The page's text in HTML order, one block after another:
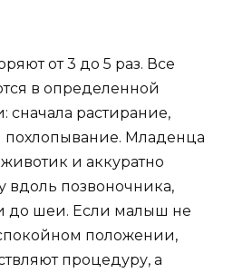
от 3 до 5 раз. Все
в определенной
сначала растирание,
похлопывание. Младенца
и аккуратно
вдоль позвоночника,
до шеи. Если малыш не
положении,
процедуру, а